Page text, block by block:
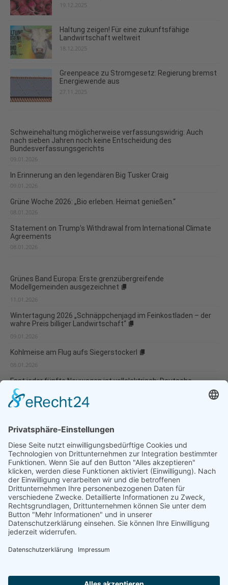
19.12.2025
Haltung zeigen! Für eine zukunftsfähige
Landwirtschaft weltweit
18.12.2025
Greenpeace zu Stromgesetz: Regierung bremst
Energiewende aus
27.11.2025
Schweinehaltung möglicherweise verfassungswidrig: Auch
nach sieben Jahren noch keine Entscheidung des
Bundesverfassungsgerichts
09.01.2026
In Erinnerung an den legendären Big Tusker Craig
09.01.2026
Grüne Woche 2026: „Bio erleben. Heimat genießen.“
08.01.2026
Statement on Trump’s Withdrawal from International Climate
Agreements
08.01.2026
Grünes Band Europa: Erste grenzübergreifende
Modellgemeinden ausgezeichnet
11.01.2026
Wintertagung 2026 „Schnäppchenjagd im Feinkostladen – der
wahre Preis billiger Landwirtschaft“
09.01.2026
Kohlmeise am Flug aufs Siegerstockerl
08.01.2026
Fast jeder fünfte Neuwagen ist vollelektrisch: Deutsche
Umwelthilfe veröffentlicht Verbraucherleitfaden für besonders
umweltverträgliche Modellwahl und...
07.01.2026
Datenschutzerklärung
Impressum